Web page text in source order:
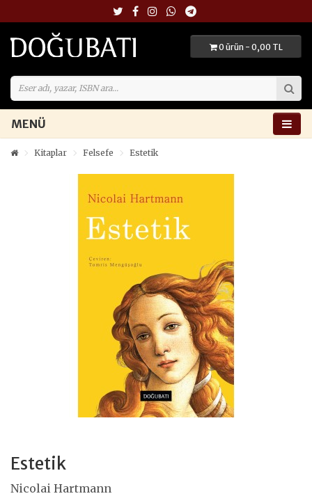
0 ürün - 0,00 TL
MENÜ
Kitaplar Felsefe Estetik
Estetik
Nicolai Hartmann